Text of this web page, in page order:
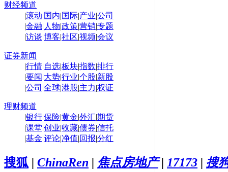
财经频道
|滚动|国内|国际|产业|公司
|金融| 人物|政策|营销|专题
|访谈|博客|社区|视频|会议
证券新闻
|行情|自选|板块|指数|排行
|要闻|大势|行业|个股|新股
|公司 |全球|港股|主力|权证
理财频道
|银行|保险|黄金|外汇|期货
|课堂|创业|收藏|债券|信托
|基金|评论|净值|回报|分红
搜狐 ChinaRen 焦点房地产| 17173 搜